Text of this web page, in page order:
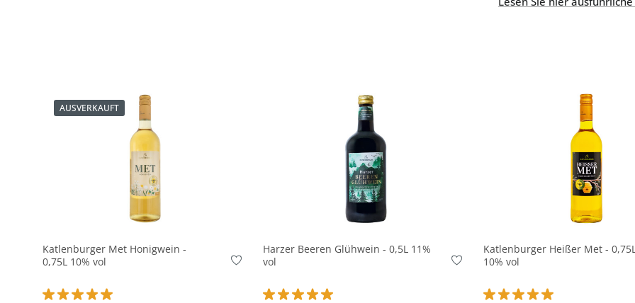
AUSVERKAUFT
Katlenburger Met Honigwein -
0,75L 10% vol
Harzer Beeren Glühwein - 0,5L 11%
vol
In den Korb
Katlenburger Heißer Met -
10% vol
In den Korb